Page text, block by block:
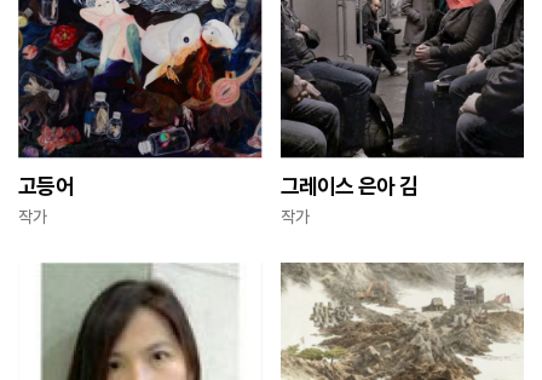
고등어
작가
그레이스 은아 김
작가